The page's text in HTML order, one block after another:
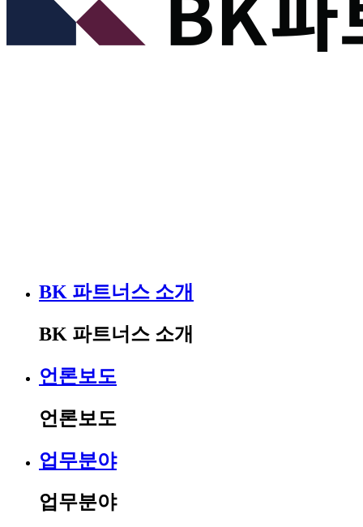
BK 파트너스 소개
BK 파트너스 소개
언론보도
언론보도
업무분야
업무분야